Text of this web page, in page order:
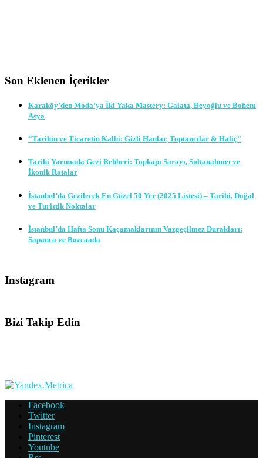
Son Eklenen İçerikler
Karaköy’den Moda’ya İki Yaka Mastery: Galata, Beyoğlu ve Bohem
Asya
“Tarihin ve Ticaretin Kalbi: Gizli Hanlar, Toptancılar & Haliç”
Tarihi Yarımada Gezi Rehberi: Topkapı Sarayı, Sultanahmet ve
İkonik Rotalar
İstanbul’da Gezilecek En Güzel 50 Yer (2025 Listesi) – Tarihi, Doğal
ve Turistik Noktalar
İstanbul’da Hafta Sonu Kaçamaklarının Vazgeçilmez Durakları:
Sapanca ve Bozcaada
Instagram
Bizi Takip Edin
Facebook
Twitter
Instagram
Pinterest
Youtube